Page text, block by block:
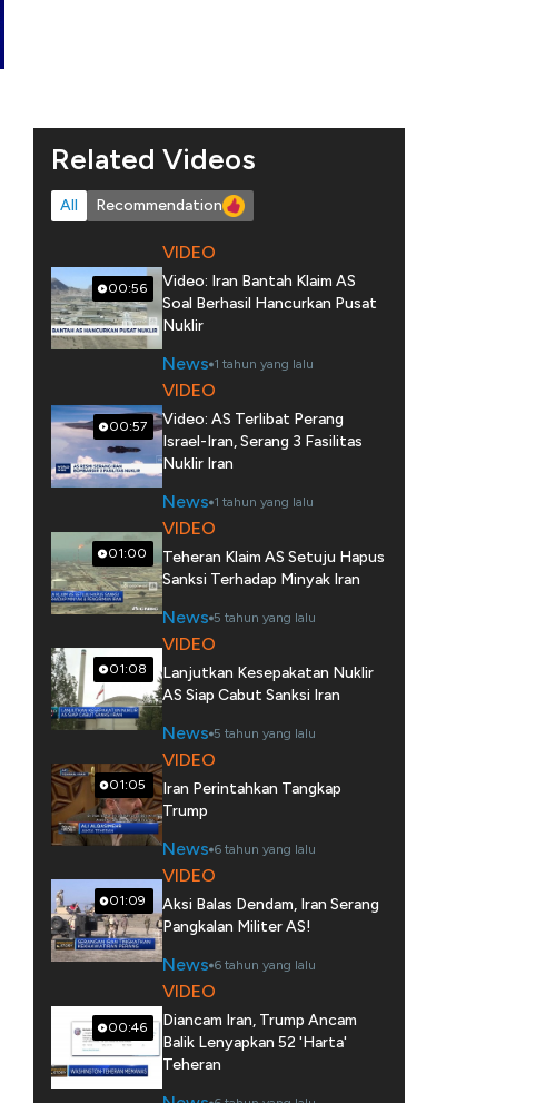
Related Videos
All Recommendation
00:56
VIDEO
Video: Iran Bantah Klaim AS
Soal Berhasil Hancurkan Pusat
Nuklir
News 1 tahun yang lalu
00:57
VIDEO
Video: AS Terlibat Perang
Israel-Iran, Serang 3 Fasilitas
Nuklir Iran
News 1 tahun yang lalu
01:00
VIDEO
Teheran Klaim AS Setuju Hapus
Sanksi Terhadap Minyak Iran
News 5 tahun yang lalu
01:08
VIDEO
Lanjutkan Kesepakatan Nuklir
AS Siap Cabut Sanksi Iran
News 5 tahun yang lalu
01:05
VIDEO
Iran Perintahkan Tangkap
Trump
News 6 tahun yang lalu
01:09
VIDEO
Aksi Balas Dendam, Iran Serang
Pangkalan Militer AS!
News 6 tahun yang lalu
00:46
VIDEO
Diancam Iran, Trump Ancam
Balik Lenyapkan 52 'Harta'
Teheran